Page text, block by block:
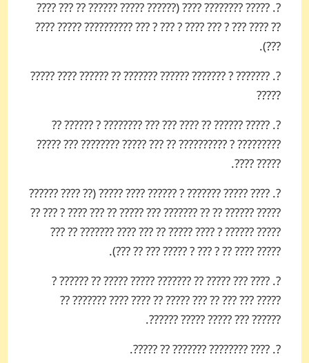
?. ????? ???????? ???? (?????? ????? ?????? ?? ??? ????
?? ???? ??? ? ??? ???? ? ??? ? ??? ?????????? ????? ????
???).
?. ??????? ? ??????? ?????? ??????? ?? ?????? ???? ?????
?????
?. ????? ?????? ?? ???? ??? ??? ???????? ? ?????? ??
????????? ? ?????????? ?? ??? ????? ???????? ??? ?????
????? ????.
?. ???? ????? ??????? ? ?????? ???? ????? (?? ???? ??????
????? ?????? ?? ?? ??????? ??? ????? ?? ??? ???? ? ??? ??
????? ?????? ? ???? ????? ?? ??? ???? ??????? ?? ???
????? ???? ?? ? ??? ? ????? ??? ?? ???).
?. ???? ??? ????? ?? ??????? ????? ????? ?? ?????? ?
????? ??? ??? ?? ??? ????? ?? ???? ???? ??????? ??
?????? ??? ????? ????? ??????.
?. ???? ???????? ??????? ?? ?????.